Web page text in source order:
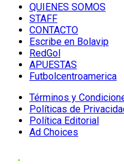
QUIENES SOMOS
STAFF
CONTACTO
Escribe en Bolavip
RedGol
APUESTAS
Futbolcentroamerica
Términos y
Políticas de
Política Editorial
Ad Choices